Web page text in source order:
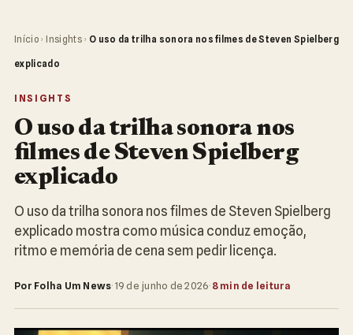
Início › Insights › O uso da trilha sonora nos filmes de Steven Spielberg
explicado
INSIGHTS
O uso da trilha sonora nos
filmes de Steven Spielberg
explicado
O uso da trilha sonora nos filmes de Steven Spielberg
explicado mostra como música conduz emoção,
ritmo e memória de cena sem pedir licença.
Por Folha Um News· 19 de junho de 2026· 8 min de leitura